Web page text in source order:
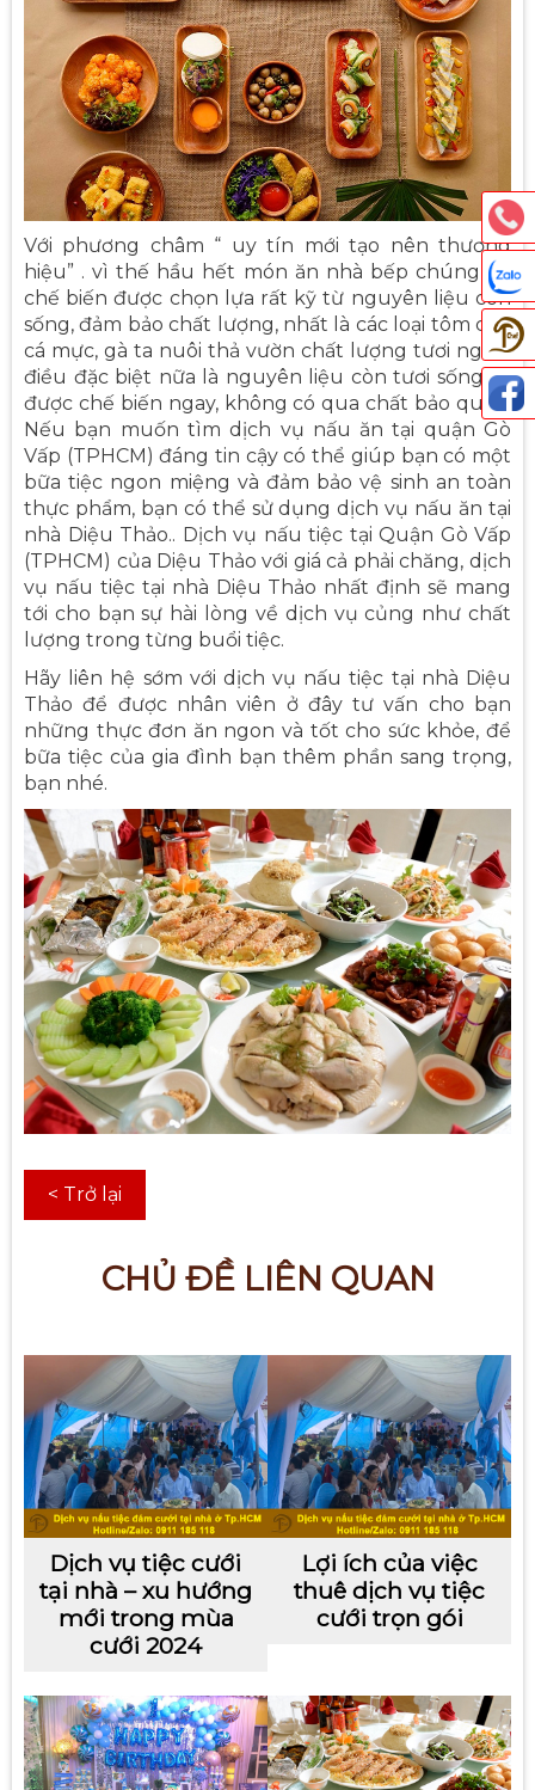
Với phương châm “ uy tín mới tạo nên thương
hiệu” . vì thế hầu hết món ăn nhà bếp chúng tôi
chế biến được chọn lựa rất kỹ từ nguyên liệu còn
sống, đảm bảo chất lượng, nhất là các loại tôm cua
cá mực, gà ta nuôi thả vườn chất lượng tươi ngon,
điều đặc biệt nữa là nguyên liệu còn tươi sống và
được chế biến ngay, không có qua chất bảo quản.
Nếu bạn muốn tìm dịch vụ nấu ăn tại quận Gò
Vấp (TPHCM) đáng tin cậy có thể giúp bạn có một
bữa tiệc ngon miệng và đảm bảo vệ sinh an toàn
thực phẩm, bạn có thể sử dụng dịch vụ nấu ăn tại
nhà Diệu Thảo.. Dịch vụ nấu tiệc tại Quận Gò Vấp
(TPHCM) của Diệu Thảo với giá cả phải chăng, dịch
vụ nấu tiệc tại nhà Diệu Thảo nhất định sẽ mang
tới cho bạn sự hài lòng về dịch vụ củng như chất
lượng trong từng buổi tiệc.
Hãy liên hệ sớm với dịch vụ nấu tiệc tại nhà Diệu
Thảo để được nhân viên ở đây tư vấn cho bạn
những thực đơn ăn ngon và tốt cho sức khỏe, để
bữa tiệc của gia đình bạn thêm phần sang trọng,
bạn nhé.
< Trở lại
CHỦ ĐỀ LIÊN QUAN
Dịch vụ tiệc cưới
tại nhà – xu hướng
mới trong mùa
cưới 2024
Lợi ích của việc
thuê dịch vụ tiệc
cưới trọn gói